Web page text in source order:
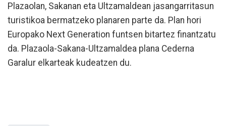
Plazaolan, Sakanan eta Ultzamaldean jasangarritasun
turistikoa bermatzeko planaren parte da. Plan hori
Europako Next Generation funtsen bitartez finantzatu
da. Plazaola-Sakana-Ultzamaldea plana Cederna
Garalur elkarteak kudeatzen du.